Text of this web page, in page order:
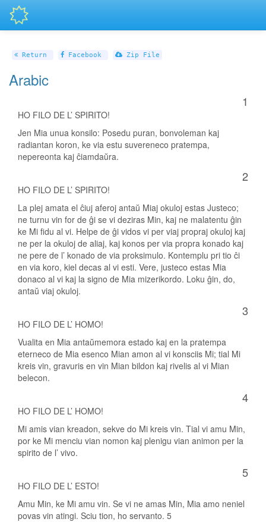
Return Facebook Zip File
Arabic
1
HO FILO DE L’ SPIRITO!
Jen Mia unua konsilo: Posedu puran, bonvoleman kaj
radiantan koron, ke via estu suvereneco pratempa,
nepereonta kaj ĉiamdaŭra.
2
HO FILO DE L’ SPIRITO!
La plej amata el ĉiuj aferoj antaŭ Miaj okuloj estas Justeco;
ne turnu vin for de ĝi se vi deziras Min, kaj ne malatentu ĝin
ke Mi fidu al vi. Helpe de ĝi vidos vi per viaj propraj okuloj kaj
ne per la okuloj de aliaj, kaj konos per via propra konado kaj
ne pere de l’ konado de via proksimulo. Kontemplu pri tio ĉi
en via koro, kiel decas al vi esti. Vere, justeco estas Mia
donaco al vi kaj la signo de Mia mizerikordo. Loku ĝin, do,
antaŭ viaj okuloj.
3
HO FILO DE L’ HOMO!
Vualita en Mia antaŭmemora estado kaj en la pratempa
eterneco de Mia esenco Mian amon al vi konsciis Mi; tial Mi
kreis vin, gravuris en vin Mian bildon kaj rivelis al vi Mian
belecon.
4
HO FILO DE L’ HOMO!
Mi amis vian kreadon, sekve do Mi kreis vin. Tial vi amu Min,
por ke Mi menciu vian nomon kaj plenigu vian animon per la
spirito de l’ vivo.
5
HO FILO DE L’ ESTO!
Amu Min, ke Mi amu vin. Se vi ne amas Min, Mia amo neniel
povas vin atingi. Sciu tion, ho servanto. 5